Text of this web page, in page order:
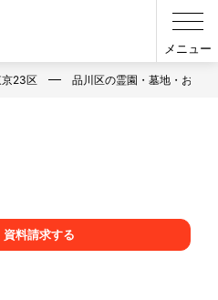
メニュー
京23区 品川区の霊園・墓地・お墓
資料請求する